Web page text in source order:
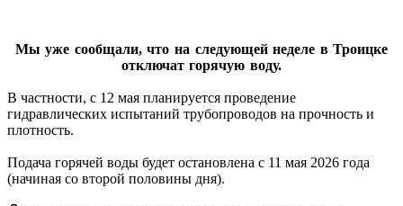
Мы уже сообщали, что на следующей неделе в Троицке
отключат горячую воду.
В частности, с 12 мая планируется проведение
гидравлических испытаний трубопроводов на прочность и
плотность.
Подача горячей воды будет остановлена с 11 мая 2026 года
(начиная со второй половины дня).